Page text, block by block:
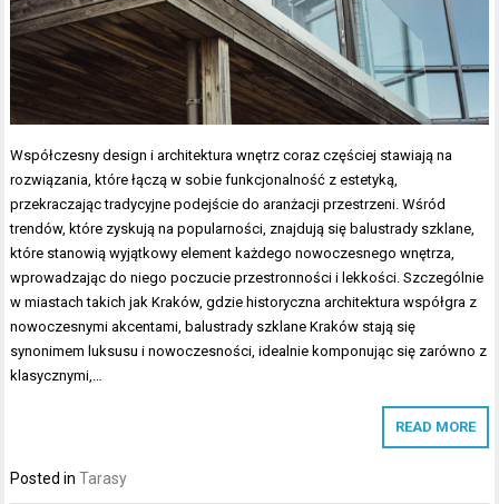
Współczesny design i architektura wnętrz coraz częściej stawiają na
rozwiązania, które łączą w sobie funkcjonalność z estetyką,
przekraczając tradycyjne podejście do aranżacji przestrzeni. Wśród
trendów, które zyskują na popularności, znajdują się balustrady szklane,
które stanowią wyjątkowy element każdego nowoczesnego wnętrza,
wprowadzając do niego poczucie przestronności i lekkości. Szczególnie
w miastach takich jak Kraków, gdzie historyczna architektura współgra z
nowoczesnymi akcentami, balustrady szklane Kraków stają się
synonimem luksusu i nowoczesności, idealnie komponując się zarówno z
klasycznymi,…
READ MORE
Posted inTarasy